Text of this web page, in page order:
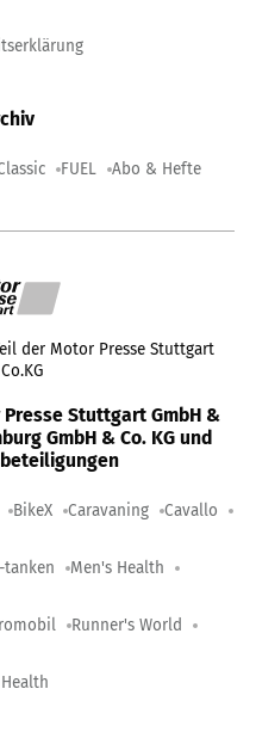
FUEL Abo & Hefte
der Motor Presse Stuttgart
Stuttgart GmbH &
GmbH & Co. KG und
BikeX Caravaning Cavallo
Men's Health
Runner's World